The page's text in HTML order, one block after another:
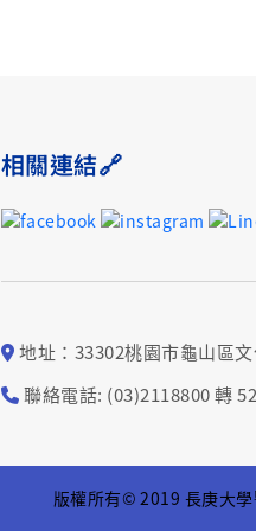
相關連結🔗
地址：33302桃園市龜山區
聯絡電話: (03)2118800 轉
版權所有© 2019 長庚大